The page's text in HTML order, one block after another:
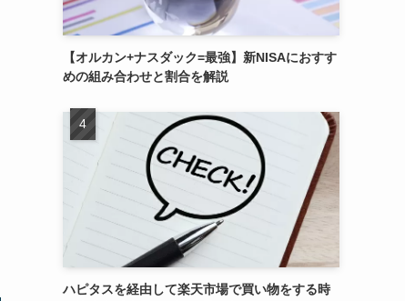
【オルカン+ナスダック=最強】新NISAにおすす
めの組み合わせと割合を解説
ハピタスを経由して楽天市場で買い物をする時